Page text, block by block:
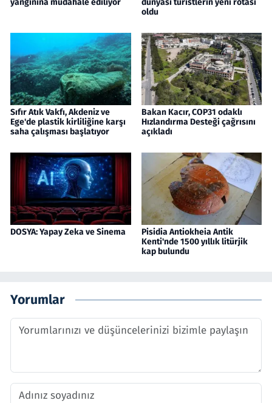
yangınına müdahale ediliyor
dünyası turistlerin yeni rotası
oldu
Sıfır Atık Vakfı, Akdeniz ve
Ege'de plastik kirliliğine karşı
saha çalışması başlatıyor
Bakan Kacır, COP31 odaklı
Hızlandırma Desteği çağrısını
açıkladı
DOSYA: Yapay Zeka ve Sinema
Pisidia Antiokheia Antik
Kenti'nde 1500 yıllık litürjik
kap bulundu
Yorumlar